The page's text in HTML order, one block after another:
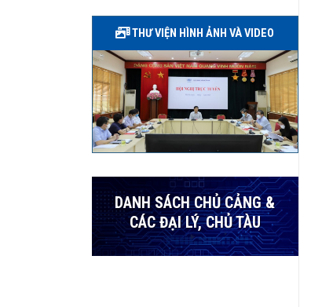
THƯ VIỆN HÌNH ẢNH VÀ VIDEO
DANH SÁCH CHỦ CẢNG &
CÁC ĐẠI LÝ, CHỦ TÀU